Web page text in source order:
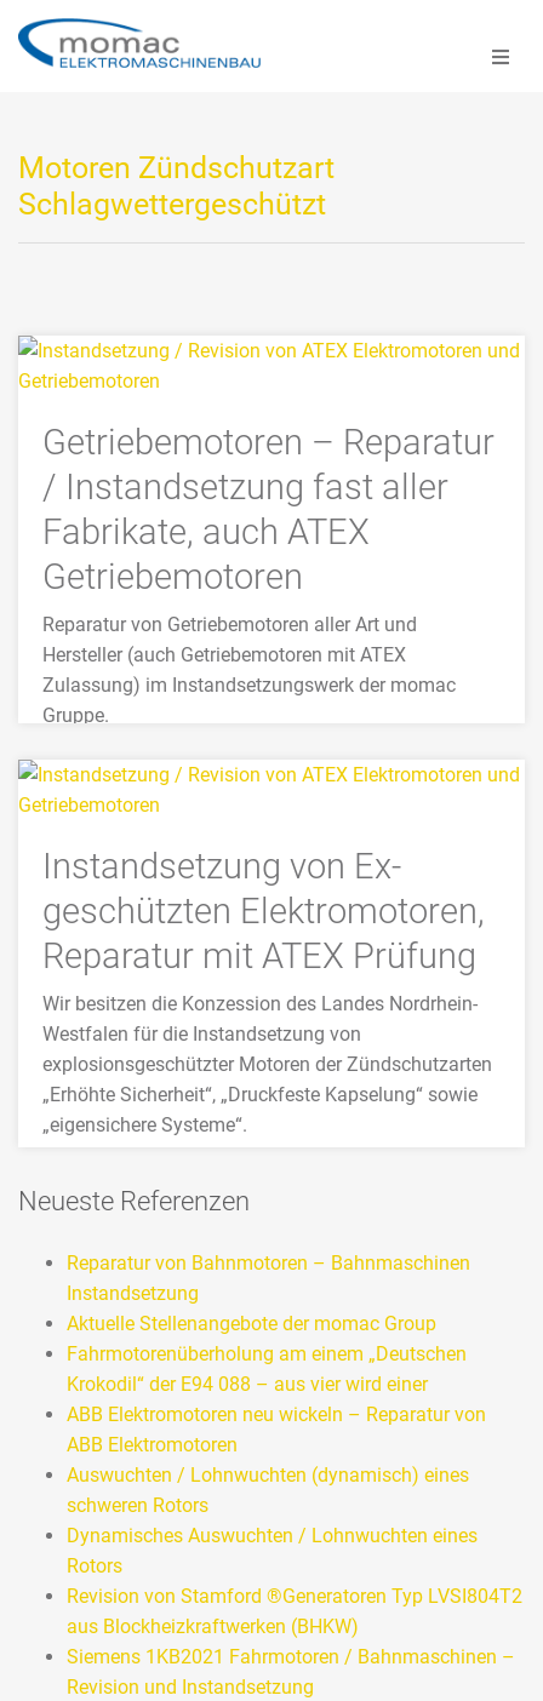
Motoren Zündschutzart
Schlagwettergeschützt
Getriebemotoren – Reparatur
/ Instandsetzung fast aller
Fabrikate, auch ATEX
Getriebemotoren
Reparatur von Getriebemotoren aller Art und
Hersteller (auch Getriebemotoren mit ATEX
Zulassung) im Instandsetzungswerk der momac
Gruppe.
>>> MEHR
Instandsetzung von Ex-
geschützten Elektromotoren,
Reparatur mit ATEX Prüfung
Wir besitzen die Konzession des Landes Nordrhein-
Westfalen für die Instandsetzung von
explosionsgeschützter Motoren der Zündschutzarten
„Erhöhte Sicherheit“, „Druckfeste Kapselung“ sowie
„eigensichere Systeme“.
Neueste Referenzen
Reparatur von Bahnmotoren – Bahnmaschinen
Instandsetzung
Aktuelle Stellenangebote der momac Group
Fahrmotorenüberholung am einem „Deutschen
Krokodil“ der E94 088 – aus vier wird einer
ABB Elektromotoren neu wickeln – Reparatur von
ABB Elektromotoren
Auswuchten / Lohnwuchten (dynamisch) eines
schweren Rotors
Dynamisches Auswuchten / Lohnwuchten eines
Rotors
Revision von Stamford ®Generatoren Typ LVSI804T2
aus Blockheizkraftwerken (BHKW)
Siemens 1KB2021 Fahrmotoren / Bahnmaschinen –
Revision und Instandsetzung